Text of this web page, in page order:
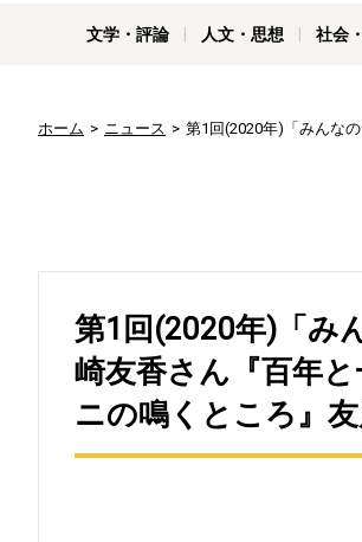
文学・評論 人文・思想 社会
ホーム ニュース 第1回(2020年)「みんな
第1回(2020年)「み
崎友香さん『百年
ニの鳴くところ』